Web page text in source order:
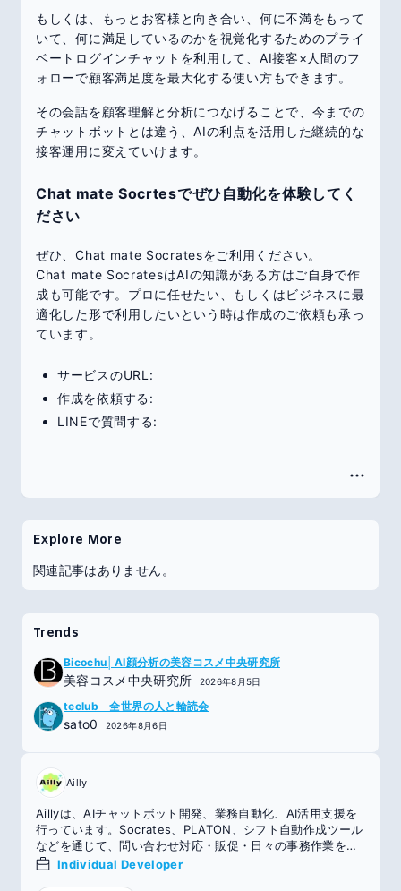
もしくは、もっとお客様と向き合い、何に不満をもって
いて、何に満足しているのかを視覚化するためのプライ
ベートログインチャットを利用して、AI接客×人間のフ
ォローで顧客満足度を最大化する使い方もできます。
その会話を顧客理解と分析につなげることで、今までの
チャットボットとは違う、AIの利点を活用した継続的な
接客運用に変えていけます。
Chat mate Socrtesでぜひ自動化を体験してく
ださい
ぜひ、Chat mate Socratesをご利用ください。
Chat mate SocratesはAIの知識がある方はご自身で作
成も可能です。プロに任せたい、もしくはビジネスに最
適化した形で利用したいという時は作成のご依頼も承っ
ています。
サービスのURL:
作成を依頼する:
LINEで質問する:
Explore More
関連記事はありません。
Trends
Bicochu│AI顔分析の美容コスメ中央研究所
美容コスメ中央研究所 2026年8月5日
teclub 全世界の人と輪読会
sato0 2026年8月6日
Ailly
Aillyは、AIチャットボット開発、業務自動化、AI活用支援を
行っています。Socrates、PLATON、シフト自動作成ツール
などを通じて、問い合わせ対応・販促・日々の事務作業を効
率化します。
Individual Developer